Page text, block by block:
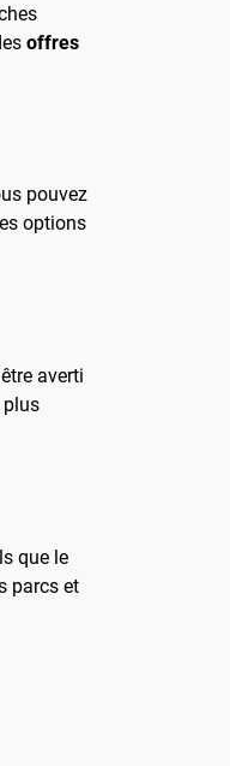
offres
pouvez
options
averti
plus
que le
parcs et